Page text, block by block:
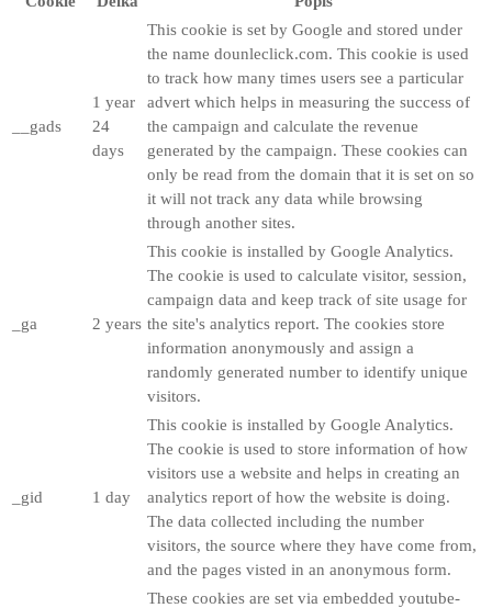
__gads
1 year
24
days
This cookie is set by Google and stored under
the name dounleclick.com. This cookie is used
to track how many times users see a particular
advert which helps in measuring the success of
the campaign and calculate the revenue
generated by the campaign. These cookies can
only be read from the domain that it is set on so
it will not track any data while browsing
through another sites.
_ga 2 years
This cookie is installed by Google Analytics.
The cookie is used to calculate visitor, session,
campaign data and keep track of site usage for
the site's analytics report. The cookies store
information anonymously and assign a
randomly generated number to identify unique
visitors.
_gid 1 day
This cookie is installed by Google Analytics.
The cookie is used to store information of how
visitors use a website and helps in creating an
analytics report of how the website is doing.
The data collected including the number
visitors, the source where they have come from,
and the pages visted in an anonymous form.
These cookies are set via embedded youtube-